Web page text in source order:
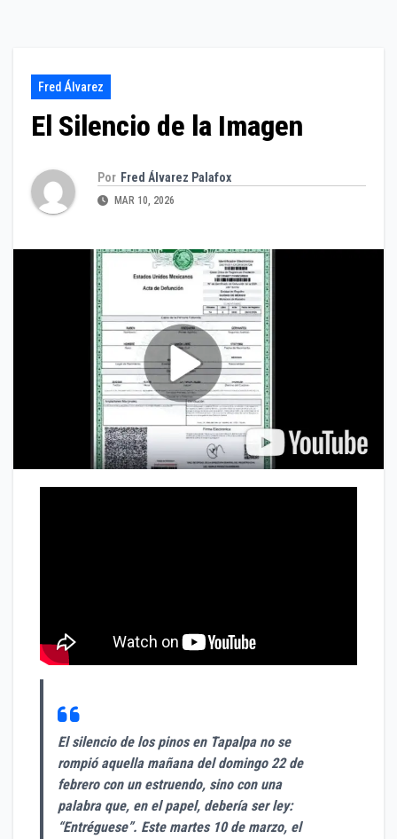
Fred Álvarez
El Silencio de la Imagen
Por Fred Álvarez Palafox
MAR 10, 2026
El silencio de los pinos en Tapalpa no se
rompió aquella mañana del domingo 22 de
febrero con un estruendo, sino con una
palabra que, en el papel, debería ser ley:
“Entréguese”. Este martes 10 de marzo, el